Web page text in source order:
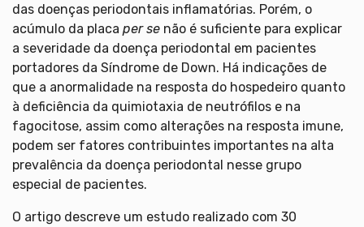
das doenças periodontais inflamatórias. Porém, o
acúmulo da placa per se não é suficiente para explicar
a severidade da doença periodontal em pacientes
portadores da Síndrome de Down. Há indicações de
que a anormalidade na resposta do hospedeiro quanto
à deficiência da quimiotaxia de neutrófilos e na
fagocitose, assim como alterações na resposta imune,
podem ser fatores contribuintes importantes na alta
prevalência da doença periodontal nesse grupo
especial de pacientes.
O artigo descreve um estudo realizado com 30